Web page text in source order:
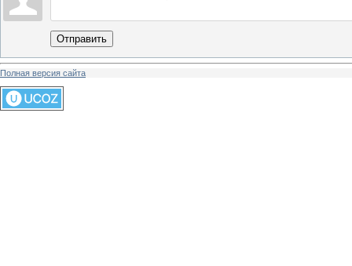
Отправить
Полная версия сайта